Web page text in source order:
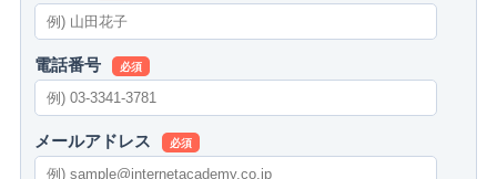
電話番号 必須
メールアドレス 必須